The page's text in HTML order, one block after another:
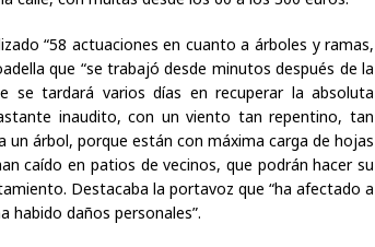
“58 actuaciones en cuanto a árboles y ramas,
que “se trabajó desde minutos después de la
tardará varios días en recuperar la absoluta
inaudito, con un viento tan repentino, tan
árbol, porque están con máxima carga de hojas
caído en patios de vecinos, que podrán hacer su
Destacaba la portavoz que “ha afectado a
habido daños personales”.